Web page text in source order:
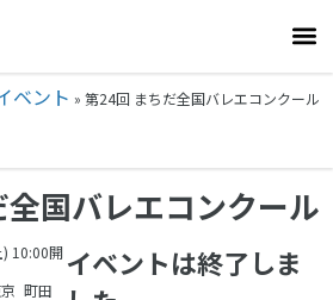
ベント » 第24回 まちだ全国バレエコンクール
国バレエコンクール
10:00開
町田
イベントは終了しま